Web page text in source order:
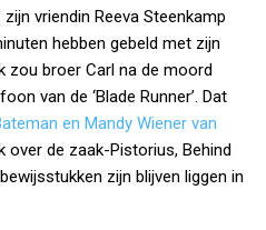
vriendin Reeva Steenkamp
hebben gebeld met zijn
zou broer Carl na de moord
van de ‘Blade Runner’. Dat
en Mandy Wiener van
over de zaak-Pistorius, Behind
zijn blijven liggen in